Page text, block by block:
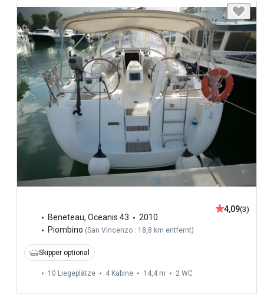
Beneteau, Oceanis 43
2010
Piombino (San Vincenzo : 18,8 km entfernt)
4,09(3)
Skipper optional
10 Liegeplätze 4 Kabine 14,4 m 2 WC